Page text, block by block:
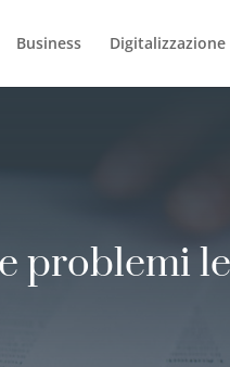
Business Digitalizzazione
problemi